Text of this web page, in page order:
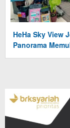
HeHa Sky View
Panorama